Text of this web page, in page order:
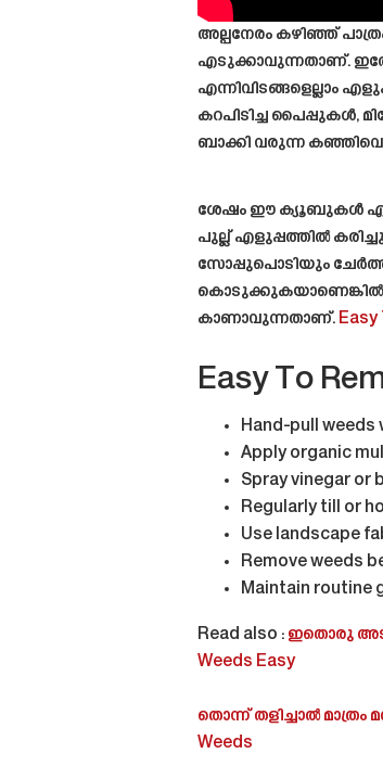
അല്പനേരം കഴിഞ്ഞ്
എടുക്കാവുന്നതാണ്.
എന്നിവിടങ്ങളെല്ലാം
കറപിടിച്ച പൈപ്പുകൾ,
ബാക്കി വരുന്ന
ശേഷം ഈ ക്യൂബുകൾ
പുല്ല് എളുപ്പത്തിൽ
സോപ്പുപൊടിയും
കൊടുക്കുകയാണെങ്കിൽ
കാണാവുന്നതാണ്. Easy
Easy To
Hand-pull weeds
Apply organic
Spray vinegar or
Regularly till or
Use landscape
Remove weeds
Maintain routine
Read also : ഇതൊരു
Weeds Easy
തൊന്ന് തളിച്ചാൽ മാത്രം
Weeds